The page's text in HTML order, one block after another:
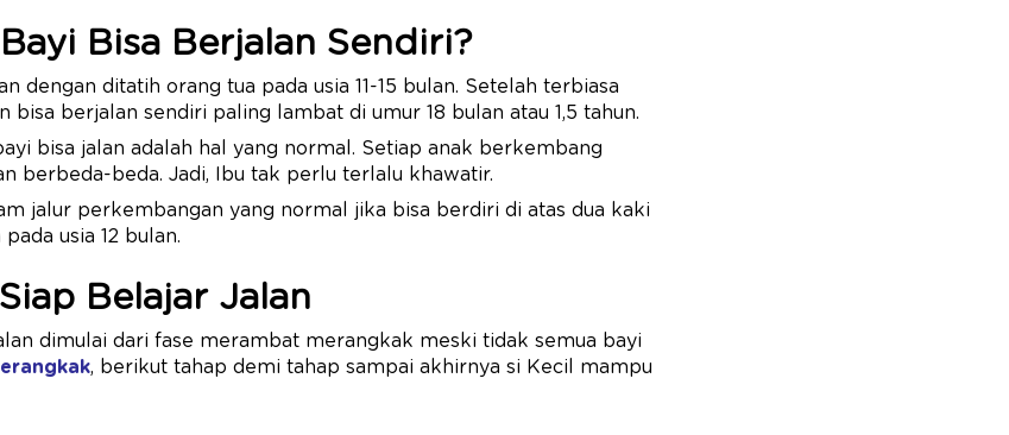
Bisa Berjalan Sendiri?
dengan ditatih orang tua pada usia 11-15 bulan. Setelah terbiasa
bisa berjalan sendiri paling lambat di umur 18 bulan atau 1,5 tahun.
bisa jalan adalah hal yang normal. Setiap anak berkembang
berbeda-beda. Jadi, Ibu tak perlu terlalu khawatir.
jalur perkembangan yang normal jika bisa berdiri di atas dua kaki
usia 12 bulan.
Belajar Jalan
dimulai dari fase merambat merangkak meski tidak semua bayi
, berikut tahap demi tahap sampai akhirnya si Kecil mampu